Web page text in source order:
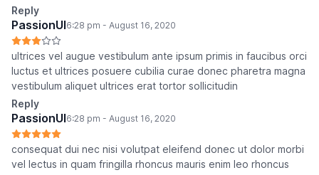
Reply
PassionUI6:28 pm - August 16, 2020
ultrices vel augue vestibulum ante ipsum primis in faucibus orci
luctus et ultrices posuere cubilia curae donec pharetra magna
vestibulum aliquet ultrices erat tortor sollicitudin
Reply
PassionUI6:28 pm - August 16, 2020
consequat dui nec nisi volutpat eleifend donec ut dolor morbi
vel lectus in quam fringilla rhoncus mauris enim leo rhoncus